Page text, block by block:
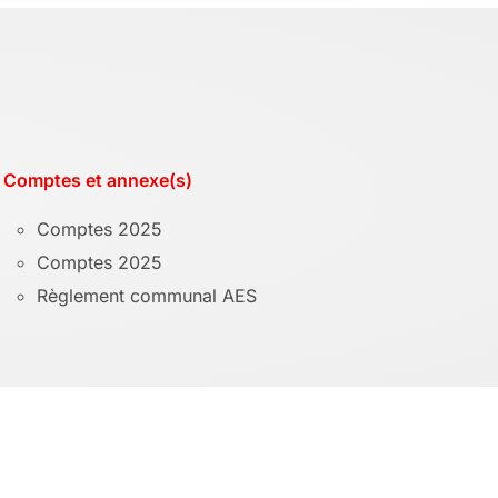
Comptes et annexe(s)
Comptes 2025
Comptes 2025
Règlement communal AES